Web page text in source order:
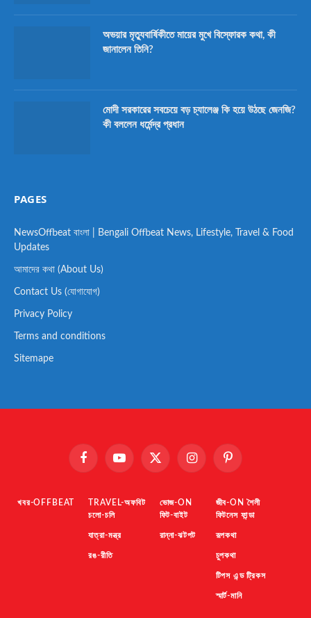
অভয়ার মৃত্যুবার্ষিকীতে মায়ের মুখে বিস্ফোরক কথা, কী
জানালেন তিনি?
মোদী সরকারের সবচেয়ে বড় চ্যালেঞ্জ কি হয়ে উঠছে জেনজি?
কী বললেন ধর্মেন্দ্র প্রধান
PAGES
NewsOffbeat বাংলা | Bengali Offbeat News, Lifestyle, Travel & Food
Updates
আমাদের কথা (About Us)
Contact Us (যোগাযোগ)
Privacy Policy
Terms and conditions
Sitemape
FacebookYouTube X
InstagramPinterest
খবর-OFFBEAT
TRAVEL-অফবিট
চলো-চলি
যাত্রা-মন্ত্র
রঙ-রীতি
ভোজ-ON
ফিট-বাইট
রান্না-ঝটপট
জীব-ON শৈলী
ফিটনেস ফান্ডা
রূপকথা
চুপকথা
টিপস এন্ড ট্রিকস
স্মার্ট-মানি